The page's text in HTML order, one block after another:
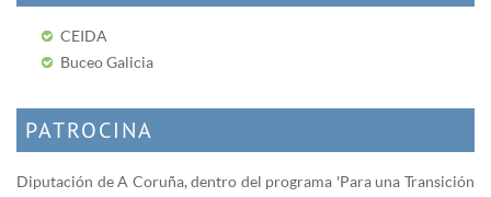
CEIDA
Buceo Galicia
PATROCINA
Diputación de A Coruña, dentro del programa 'Para una Transición